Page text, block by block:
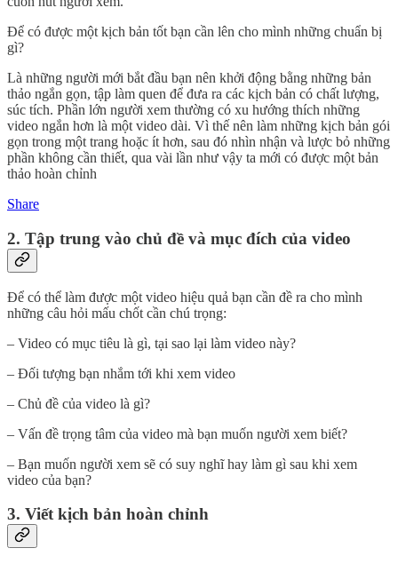
Để có được một kịch bản tốt bạn cần lên cho mình những chuẩn bị
gì?
Là những người mới bắt đầu bạn nên khởi động bằng những bản
thảo ngắn gọn, tập làm quen để đưa ra các kịch bản có chất lượng,
súc tích. Phần lớn người xem thường có xu hướng thích những
video ngắn hơn là một video dài. Vì thế nên làm những kịch bản gói
gọn trong một trang hoặc ít hơn, sau đó nhìn nhận và lược bỏ những
phần không cần thiết, qua vài lần như vậy ta mới có được một bản
thảo hoàn chỉnh
Share
2. Tập trung vào chủ đề và mục đích của video
Để có thể làm được một video hiệu quả bạn cần đề ra cho mình
những câu hỏi mấu chốt cần chú trọng:
– Video có mục tiêu là gì, tại sao lại làm video này?
– Đối tượng bạn nhắm tới khi xem video
– Chủ đề của video là gì?
– Vấn đề trọng tâm của video mà bạn muốn người xem biết?
– Bạn muốn người xem sẽ có suy nghĩ hay làm gì sau khi xem
video của bạn?
3. Viết kịch bản hoàn chỉnh